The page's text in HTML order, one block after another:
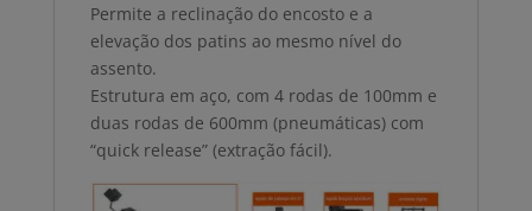
Permite a reclinação do encosto e a
elevação dos patins ao mesmo nível do
assento.
Estrutura em aço, com 4 rodas de 100mm e
duas rodas de 600mm (pneumáticas) com
“quick release” (extração fácil).